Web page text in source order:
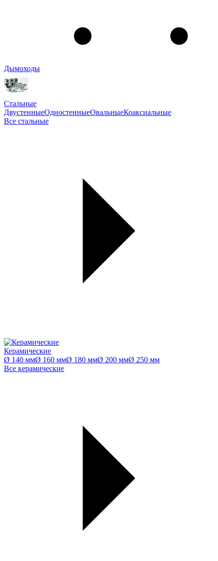
Дымоходы
Стальные
ДвустенныеОдностенныеОвальныеКоаксиальные
Все стальные
Керамические
Ø 140 ммØ 160 ммØ 180 ммØ 200 ммØ 250 мм
Все керамические